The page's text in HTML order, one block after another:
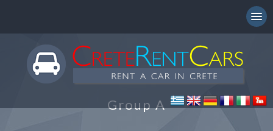
Group A